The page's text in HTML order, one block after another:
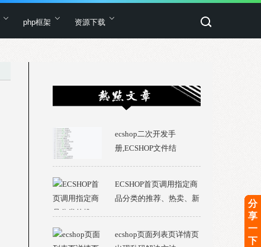
php框架 资源下载
ecshop二次开发手
册,ECSHOP文件结
ECSHOP首页调用指定商
品分类的推荐、热卖、新
ecshop页面列表页详情页
分
享
一
下